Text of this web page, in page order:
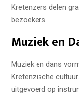
Kretenzers delen
bezoekers.
Muziek en
Muziek en dans
Kretenzische
uitgevoerd op